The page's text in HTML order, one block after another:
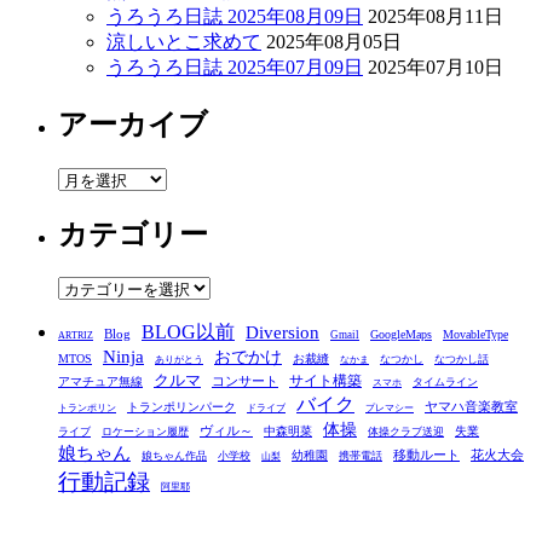
うろうろ日誌 2025年08月09日 2025年08月11日
涼しいとこ求めて 2025年08月05日
うろうろ日誌 2025年07月09日 2025年07月10日
アーカイブ
ア
カ
イ
ブ
カテゴリー
カ
ゴ
リ
ー
ARTRIZ Blog BLOG以前 Diversion Gmail GoogleMaps
MovableType
MTOS
Ninja ありがとう おでかけ お裁縫 なかま なつかし なつかし話
アマチュア無線 クルマ コンサート サイト構築 スマホ タイムライン
トランポリン トランポリンパーク ドライブ バイク プレマシー ヤマハ音楽教室
ライブ ロケーション履歴 ヴィル～ 中森明菜 体操 体操クラブ送迎 失業
娘ちゃん 娘ちゃん作品 小学校 山梨 幼稚園 携帯電話 移動ルート 花火大会
行動記録 阿里耶